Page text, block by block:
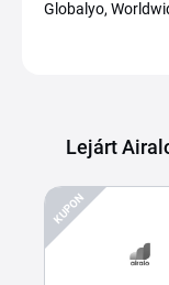
Globalyo,
Lejárt
KUPON